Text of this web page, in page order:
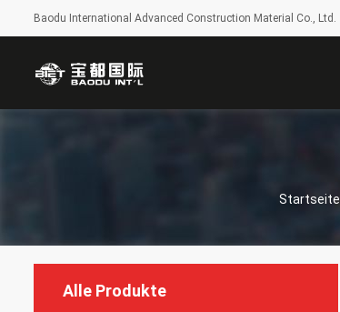
Baodu International Advanced Construction Material Co., Ltd.
Startseite
Alle Produkte